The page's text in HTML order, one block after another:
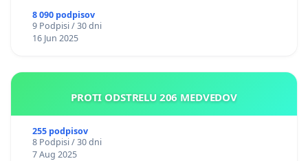
8 090 podpisov
9 Podpisi / 30 dni
16 Jun 2025
PROTI ODSTRELU 206 MEDVEDOV
255 podpisov
8 Podpisi / 30 dni
7 Aug 2025